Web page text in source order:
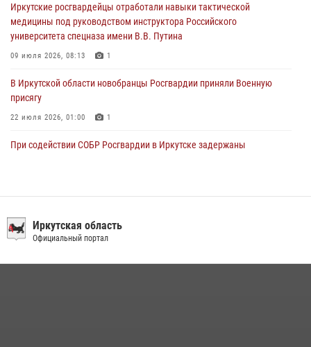
в ведомстве
29 июля 2026, 03:44 2
Иркутские росгвардейцы отработали навыки тактической
медицины под руководством инструктора Российского
университета спецназа имени В.В. Путина
09 июля 2026, 08:13 1
В Иркутской области новобранцы Росгвардии приняли Военную
присягу
22 июля 2026, 01:00 1
При содействии СОБР Росгвардии в Иркутске задержаны
антитеррористической защищенности для полицейских из Иркутска
14 июля 2026, 08:29
Иркутская область
Официальный портал